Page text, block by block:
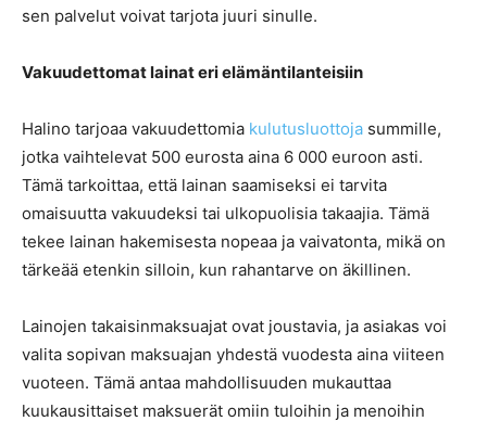
sen palvelut voivat tarjota juuri sinulle.
Vakuudettomat lainat eri elämäntilanteisiin
Halino tarjoaa vakuudettomia kulutusluottoja summille,
jotka vaihtelevat 500 eurosta aina 6 000 euroon asti.
Tämä tarkoittaa, että lainan saamiseksi ei tarvita
omaisuutta vakuudeksi tai ulkopuolisia takaajia. Tämä
tekee lainan hakemisesta nopeaa ja vaivatonta, mikä on
tärkeää etenkin silloin, kun rahantarve on äkillinen.
Lainojen takaisinmaksuajat ovat joustavia, ja asiakas voi
valita sopivan maksuajan yhdestä vuodesta aina viiteen
vuoteen. Tämä antaa mahdollisuuden mukauttaa
kuukausittaiset maksuerät omiin tuloihin ja menoihin